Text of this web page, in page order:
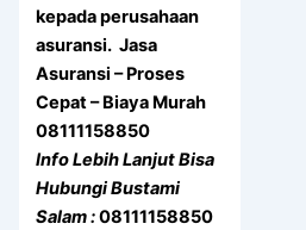
kepada perusahaan
asuransi. Jasa
Asuransi – Proses
Cepat – Biaya Murah
08111158850
Info Lebih Lanjut Bisa
Hubungi Bustami
Salam :08111158850